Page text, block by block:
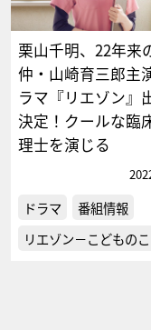
栗山千明、22年来
仲・山崎育三郎主
ラマ『リエゾン』
決定！クールな臨
理士を演じる
ドラマ
番組情報
リエゾン－こどもの